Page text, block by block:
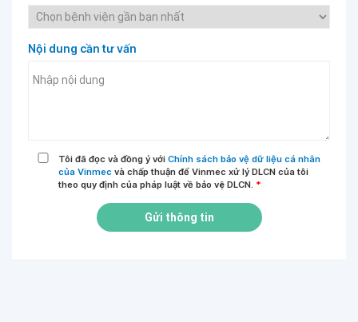
Nội dung cần tư vấn
Tôi đã đọc và đồng ý với Chính sách bảo vệ dữ liệu cá nhân
của Vinmec và chấp thuận để Vinmec xử lý DLCN của tôi
theo quy định của pháp luật về bảo vệ DLCN. *
Gửi thông tin